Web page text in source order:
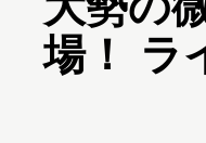
場！ ラ